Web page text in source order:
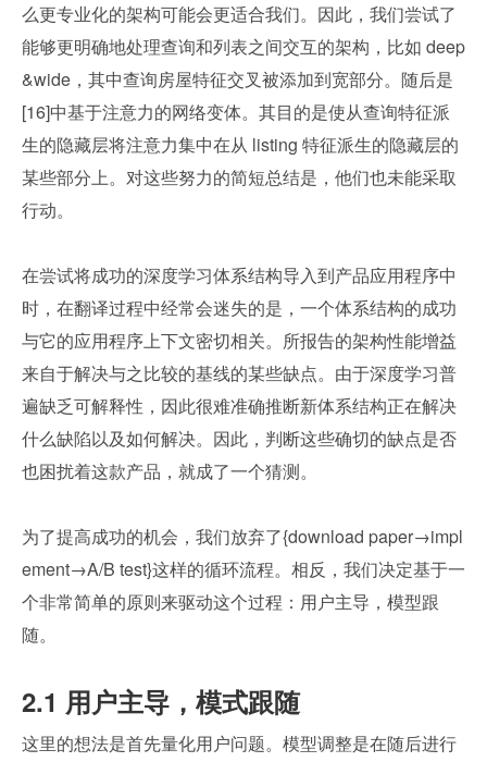
么更专业化的架构可能会更适合我们。因此，我们尝试了
能够更明确地处理查询和列表之间交互的架构，比如 deep
&wide，其中查询房屋特征交叉被添加到宽部分。随后是
[16]中基于注意力的网络变体。其目的是使从查询特征派
生的隐藏层将注意力集中在从 listing 特征派生的隐藏层的
某些部分上。对这些努力的简短总结是，他们也未能采取
行动。
在尝试将成功的深度学习体系结构导入到产品应用程序中
时，在翻译过程中经常会迷失的是，一个体系结构的成功
与它的应用程序上下文密切相关。所报告的架构性能增益
来自于解决与之比较的基线的某些缺点。由于深度学习普
遍缺乏可解释性，因此很难准确推断新体系结构正在解决
什么缺陷以及如何解决。因此，判断这些确切的缺点是否
也困扰着这款产品，就成了一个猜测。
为了提高成功的机会，我们放弃了{download paper→impl
ement→A/B test}这样的循环流程。相反，我们决定基于一
个非常简单的原则来驱动这个过程：用户主导，模型跟
随。
2.1 用户主导，模式跟随
这里的想法是首先量化用户问题。模型调整是在随后进行